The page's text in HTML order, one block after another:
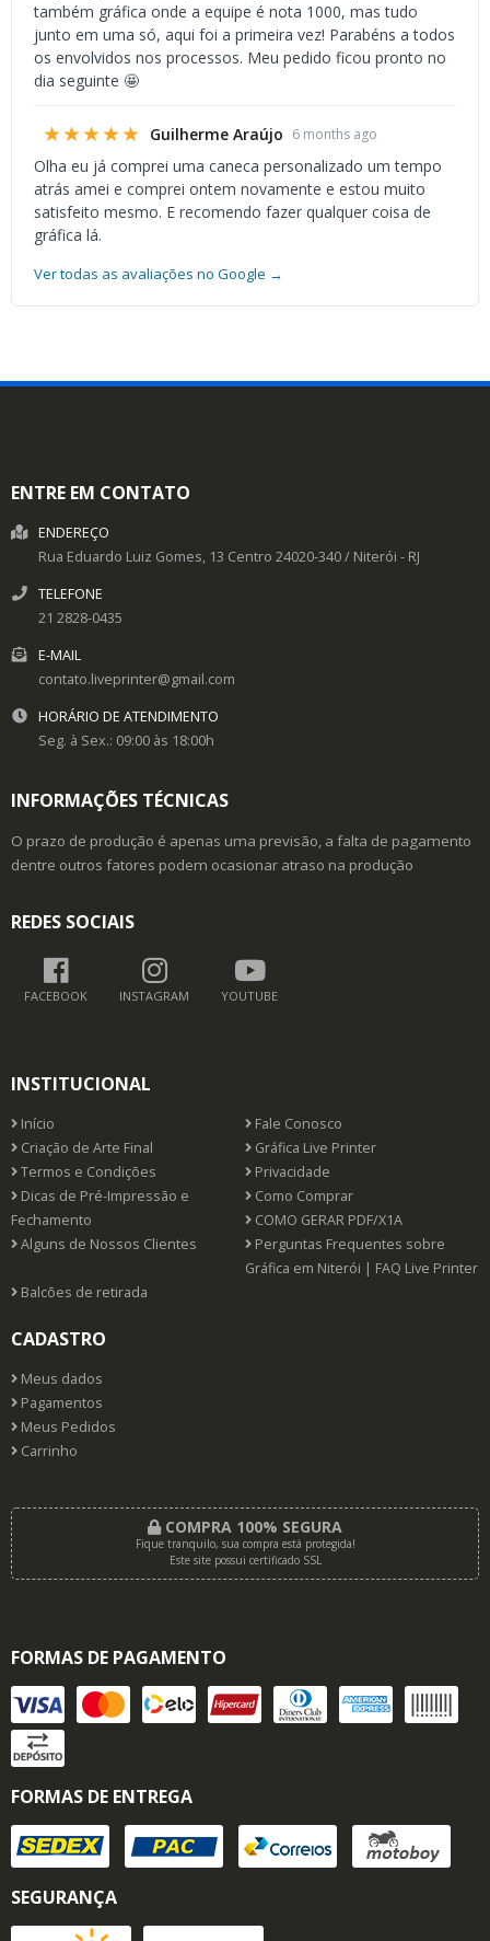
também gráfica onde a equipe é nota 1000, mas tudo
junto em uma só, aqui foi a primeira vez! Parabéns a todos
os envolvidos nos processos. Meu pedido ficou pronto no
dia seguinte 🤩
★★★★★ Guilherme Araújo 6 months ago
Olha eu já comprei uma caneca personalizado um tempo
atrás amei e comprei ontem novamente e estou muito
satisfeito mesmo. E recomendo fazer qualquer coisa de
gráfica lá.
Ver todas as avaliações no Google →
ENTRE EM CONTATO
ENDEREÇO
Rua Eduardo Luiz Gomes, 13 Centro 24020-340/ Niterói - RJ
TELEFONE
21 2828-0435
E-MAIL
contato.liveprinter@gmail.com
HORÁRIO DE ATENDIMENTO
Seg. à Sex.: 09:00 às 18:00h
INFORMAÇÕES TÉCNICAS
O prazo de produção é apenas uma previsão, a falta de pagamento
dentre outros fatores podem ocasionar atraso na produção
REDES SOCIAIS
FACEBOOK INSTAGRAM YOUTUBE
INSTITUCIONAL
Início
Fale Conosco
Criação de Arte Final
Gráfica Live Printer
Termos e Condições
Privacidade
Dicas de Pré-Impressão e
Fechamento
Como Comprar
COMO GERAR PDF/X1A
Alguns de Nossos Clientes
Perguntas Frequentes sobre
Gráfica em Niterói | FAQ Live Printer
Balcões de retirada
CADASTRO
Meus dados
Pagamentos
Meus Pedidos
Carrinho
COMPRA 100% SEGURA
Fique tranquilo, sua compra está protegida!
Este site possui certificado SSL
FORMAS DE PAGAMENTO
FORMAS DE ENTREGA
SEGURANÇA